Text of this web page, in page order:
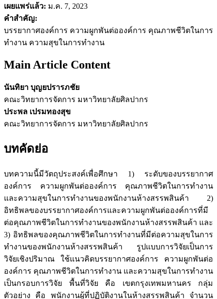
เผยแพร่แล้ว: ม.ค. 7, 2023
คำสำคัญ:
บรรยากาศองค์การ ความผูกพันต่อองค์การ คุณภาพชีวิตในการ
ทำงาน ความสุขในการทำงาน
Main Article Content
นันทิยา บุญยปรารภชัย
คณะวิทยาการจัดการ มหาวิทยาลัยศิลปากร
ประพล เปรมทองสุข
คณะวิทยาการจัดการ มหาวิทยาลัยศิลปากร
บทคัดย่อ
บทความนี้มีวัตถุประสงค์เพื่อศึกษา 1) ระดับของบรรยากาศ
องค์การ ความผูกพันต่อองค์การ คุณภาพชีวิตในการทำงาน
และความสุขในการทำงานของพนักงานห้างสรรพสินค้า 2)
อิทธิพลของบรรยากาศองค์การและความผูกพันต่อองค์การที่มี
ต่อคุณภาพชีวิตในการทำงานของพนักงานห้างสรรพสินค้า และ
3) อิทธิพลของคุณภาพชีวิตในการทำงานที่มีต่อความสุขในการ
ทำงานของพนักงานห้างสรรพสินค้า รูปแบบการวิจัยเป็นการ
วิจัยเชิงปริมาณ ใช้แนวคิดบรรยากาศองค์การ ความผูกพันต่อ
องค์การ คุณภาพชีวิตในการทำงาน และความสุขในการทำงาน
เป็นกรอบการวิจัย พื้นที่วิจัย คือ เขตกรุงเทพมหานคร กลุ่ม
ตัวอย่าง คือ พนักงานผู้ที่ปฏิบัติงานในห้างสรรพสินค้า จำนวน